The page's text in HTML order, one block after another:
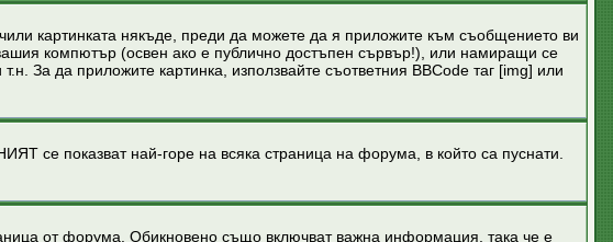
картинката някъде, преди да можете да я приложите към съобщението ви
компютър (освен ако е публично достъпен сървър!), или намиращи се
За да приложите картинка, използвайте съответния BBCode таг [img] или
показват най-горе на всяка страница на форума, в който са пуснати.
от форума. Обикновено също включват важна информация, така че е